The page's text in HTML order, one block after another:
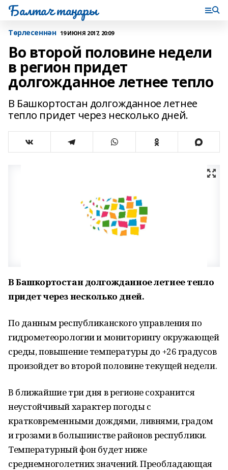
Балтач таңнары
Tөрлесеннән 19 ИЮНЯ 2017, 20:09
Во второй половине недели
в регион придет
долгожданное летнее тепло
В Башкортостан долгожданное летнее
тепло придет через несколько дней.
В Башкортостан долгожданное летнее тепло
придет через несколько дней.
По данным республиканского управления по
гидрометеорологии и мониторингу окружающей
среды, повышение температуры до +26 градусов
произойдет во второй половине текущей недели.
В ближайшие три дня в регионе сохранится
неустойчивый характер погоды с
кратковременными дождями, ливнями, градом
и грозами в большинстве районов республики.
Температурный фон будет ниже
среднемноголетних значений. Преобладающая